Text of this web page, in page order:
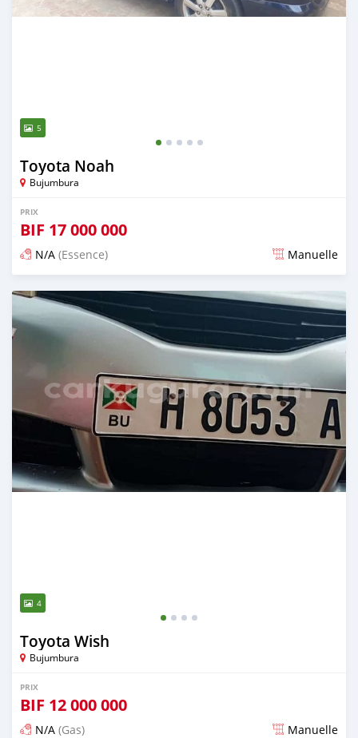
5
Toyota Noah
Bujumbura
PRIX
BIF 17 000 000
N/A (Essence) Manuelle
Publié il y a environ 4 ans
4
Toyota Wish
Bujumbura
PRIX
BIF 12 000 000
N/A (Gas) Manuelle